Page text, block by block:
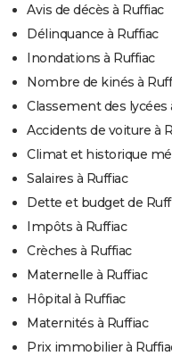
Avis de décès à Ruffiac
Délinquance à Ruffiac
Inondations à Ruffiac
Nombre de kinés à
Classement des lycées
Accidents de voiture à
Climat et historique
Salaires à Ruffiac
Dette et budget de
Impôts à Ruffiac
Crèches à Ruffiac
Maternelle à Ruffiac
Hôpital à Ruffiac
Maternités à Ruffiac
Prix immobilier à